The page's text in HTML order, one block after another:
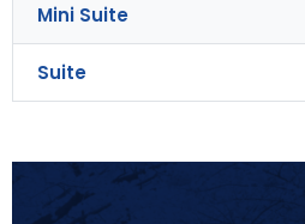
Mini Suite
Suite